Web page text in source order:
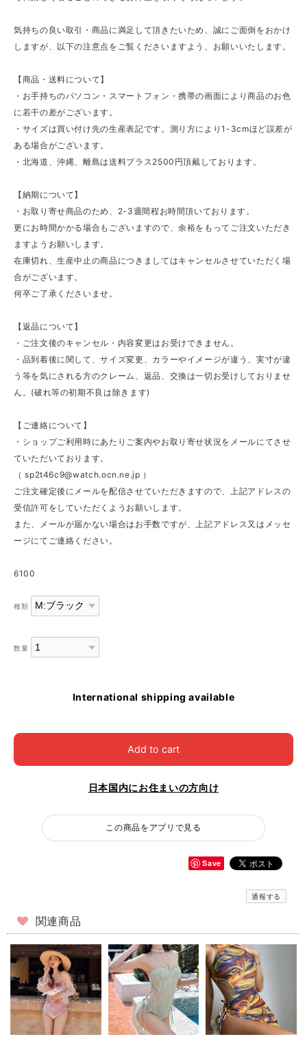
気持ちの良い取引・商品に満足して頂きたいため、誠にご面倒をおかけ
しますが、以下の注意点をご覧くださいますよう、お願いいたします。
【商品・送料について】
・お手持ちのパソコン・スマートフォン・携帯の画面により商品のお色
に若干の差がございます。
・サイズは買い付け先の生産表記です。測り方により1-3cmほど誤差が
ある場合がございます。
・北海道、沖縄、離島は送料プラス2500円頂戴しております。
【納期について】
・お取り寄せ商品のため、2-3週間程お時間頂いております。
更にお時間かかる場合もございますので、余裕をもってご注文いただき
ますようお願いします。
在庫切れ、生産中止の商品につきましてはキャンセルさせていただく場
合がございます。
何卒ご了承くださいませ。
【返品について】
・ご注文後のキャンセル・内容変更はお受けできません。
・品到着後に関して、サイズ変更、カラーやイメージが違う、実寸が違
う等を気にされる方のクレーム、返品、交換は一切お受けしておりませ
ん。(破れ等の初期不良は除きます)
【ご連絡について】
・ショップご利用時にあたりご案内やお取り寄せ状況をメールにてさせ
ていただいております。
（sp2t46c9@watch.ocn.ne.jp ）
ご注文確定後にメールを配信させていただきますので、上記アドレスの
受信許可をしていただくようお願いします。
また、メールが届かない場合はお手数ですが、上記アドレス又はメッセ
ージにてご連絡ください。
6100
種類
数量
International shipping available
Add to cart
日本国内にお住まいの方向け
この商品をアプリで見る
Save
通報する
関連商品